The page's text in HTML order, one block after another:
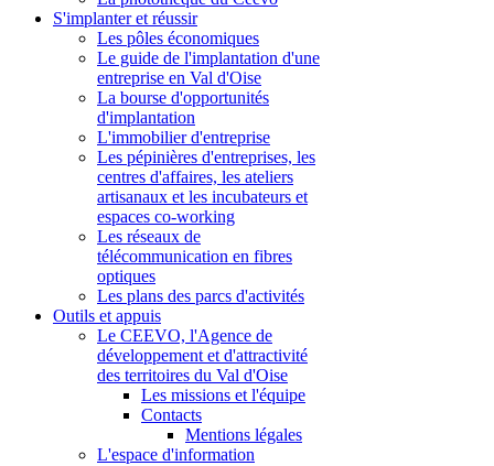
S'implanter et réussir
Les pôles économiques
Le guide de l'implantation d'une
entreprise en Val d'Oise
La bourse d'opportunités
d'implantation
L'immobilier d'entreprise
Les pépinières d'entreprises, les
centres d'affaires, les ateliers
artisanaux et les incubateurs et
espaces co-working
Les réseaux de
télécommunication en fibres
optiques
Les plans des parcs d'activités
Outils et appuis
Le CEEVO, l'Agence de
développement et d'attractivité
des territoires du Val d'Oise
Les missions et l'équipe
Contacts
Mentions légales
L'espace d'information